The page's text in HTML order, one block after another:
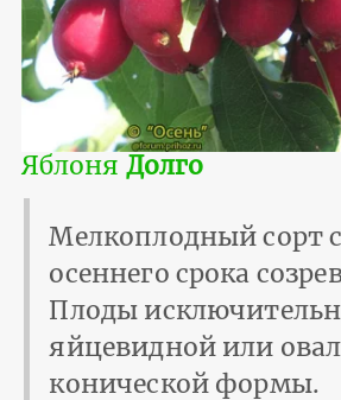
Яблоня Долго
Мелкоплодный сорт
осеннего срока
Плоды
яйцевидной или
конической формы.